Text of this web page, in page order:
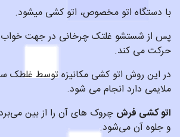
با دستگاه اتو مخصوص، اتو کشی میشود.
پس از شستشو غلتک چرخانی در جهت
حرکت می کند.
در این روش اتو کشی مکانیزه توسط غلطک
ملایمی دارد انجام می شود.
اتو کشی فرش چروک های آن را از بین
و جلوه آن می‌شود.